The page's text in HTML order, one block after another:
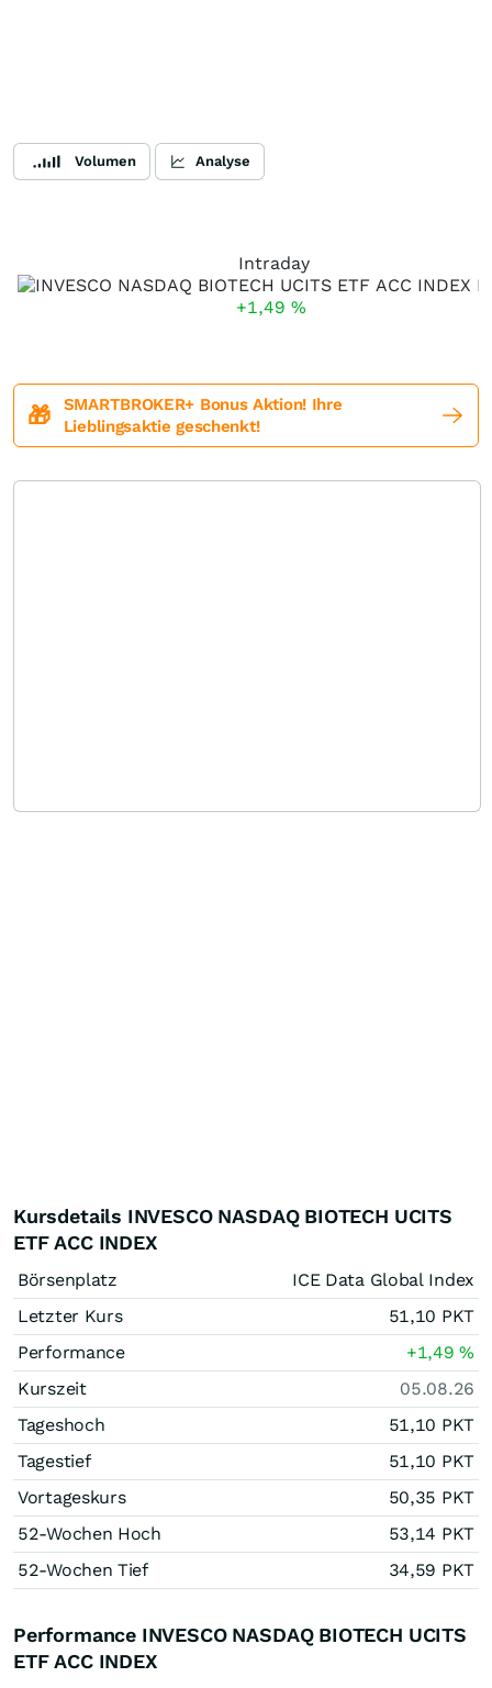
Volumen Analyse
Intraday
+1,49 %
🎁
SMARTBROKER+ Bonus Aktion! Ihre
Lieblingsaktie geschenkt!
Kursdetails INVESCO NASDAQ BIOTECH UCITS
ETF ACC INDEX
Börsenplatz
ICE Data Global Index
Letzter Kurs
51,10 PKT
Performance
+1,49%
Kurszeit
05.08.26
Tageshoch
51,10 PKT
Tagestief
51,10 PKT
Vortageskurs
50,35 PKT
52-Wochen Hoch
53,14 PKT
52-Wochen Tief
34,59 PKT
Performance INVESCO NASDAQ BIOTECH UCITS
ETF ACC INDEX